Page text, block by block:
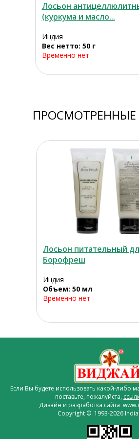
Лосьон
(куркума и масло...
Индия
Вес нетто: 50 г
Временно нет
ПРОСМОТРЕННЫЕ
Лосьон питательный
Борофреш
Индия
Объем: 50 мл
Временно нет
Если Вы будете использовать какой-либо
поставьте, пожалуйста,
Дизайн и разработка сайта
Copyright © 1993-2026